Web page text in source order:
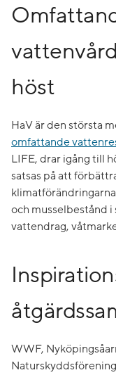
höst
HaV är den största
omfattande
LIFE, drar igång till
satsas på att
och musselbestånd i
vattendrag,
WWF,